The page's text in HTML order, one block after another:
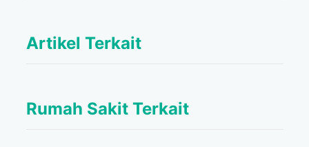
Artikel Terkait
Rumah Sakit Terkait